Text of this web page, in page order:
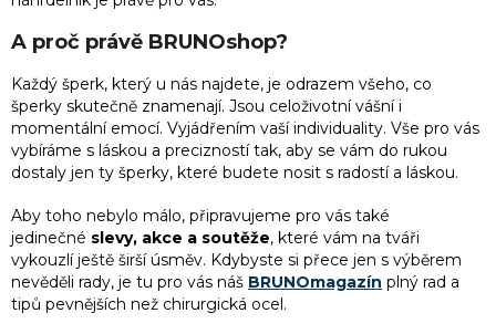
A proč právě BRUNOshop?
Každý šperk, který u nás najdete, je odrazem všeho, co
šperky skutečně znamenají. Jsou celoživotní vášní i
momentální emocí. Vyjádřením vaší individuality. Vše pro vás
vybíráme s láskou a precizností tak, aby se vám do rukou
dostaly jen ty šperky, které budete nosit s radostí a láskou.
Aby toho nebylo málo, připravujeme pro vás také
jedinečné slevy, akce a soutěže, které vám na tváři
vykouzlí ještě širší úsměv. Kdybyste si přece jen s výběrem
nevěděli rady, je tu pro vás náš BRUNOmagazín plný rad a
tipů pevnějších než chirurgická ocel.